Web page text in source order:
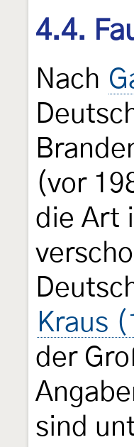
4.4.
Nach
(vor
die Art
Kraus
der
sind